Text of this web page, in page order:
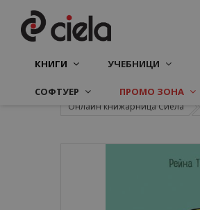
КНИГИ УЧЕБНИЦИ
СОФТУЕР ПРОМО ЗОНА
Онлайн книжарница Сиела